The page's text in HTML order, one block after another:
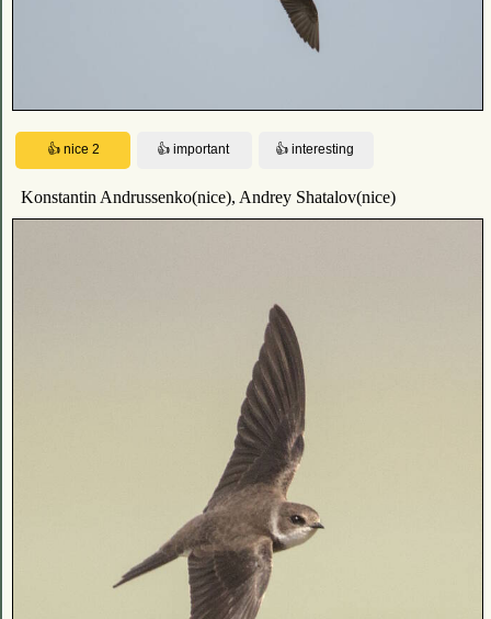
Konstantin Andrussenko(nice), Andrey Shatalov(nice)